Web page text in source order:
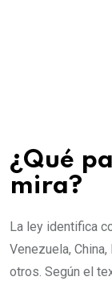
¿Qué
mira?
La ley identifica
Venezuela,
otros. Según el